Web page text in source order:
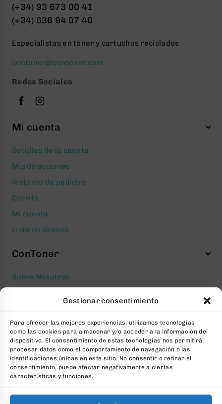
Gestionar consentimiento
Para ofrecer las mejores experiencias, utilizamos tecnologías
como las cookies para almacenar y/o acceder a la información del
dispositivo. El consentimiento de estas tecnologías nos permitirá
procesar datos como el comportamiento de navegación o las
identificaciones únicas en este sitio. No consentir o retirar el
consentimiento, puede afectar negativamente a ciertas
características y funciones.
(+34) 93 673 00 41
(+34) 636 94 07 40
Especialistas en tóner y cartuchos reciclados
contoner@contoner.com
Redes Sociales
Mi cuenta
Detalles de la cuenta
Mis direcciones
Historial de pedidos
Carrito
Mi cuenta
Lista de deseos
ConToner
Sobre Nosotros
Política de cookies
Condiciones generales Contratación
Contacto
FAQs